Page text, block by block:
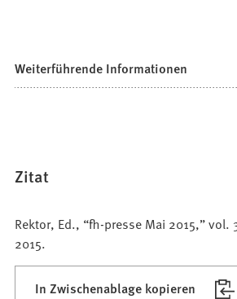
Weiterführende Informationen
Zitat
Rektor, Ed., “fh-presse Mai 2015,” vol.
2015.
In Zwischenablage kopieren